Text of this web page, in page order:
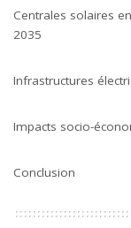
Centrales solaires
2035
Infrastructures
Impacts socio-
Conclusion